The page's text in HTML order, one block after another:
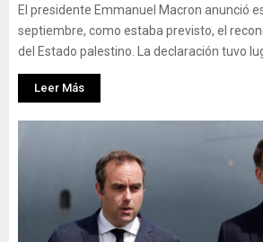
El presidente Emmanuel Macron anunció
septiembre, como estaba previsto, el
del Estado palestino. La declaración tuvo
Leer Más